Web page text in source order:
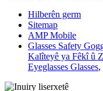
Hilberên germ
Sitemap
AMP Mobile
Glasses Safety
Kalîteyê ya Fêkî û
Eyeglasses Glasses,